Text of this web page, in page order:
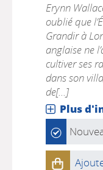
Erynn
oublié que
Grandir à
anglaise ne
cultiver ses
dans son
de[...]
Plus